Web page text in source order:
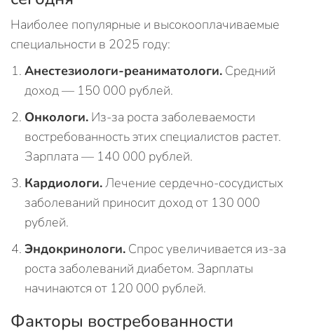
Наиболее популярные и высокооплачиваемые
специальности в 2025 году:
Анестезиологи-реаниматологи. Средний
доход — 150 000 рублей.
Онкологи. Из-за роста заболеваемости
востребованность этих специалистов растет.
Зарплата — 140 000 рублей.
Кардиологи.Лечение сердечно-сосудистых
заболеваний приносит доход от 130 000
рублей.
Эндокринологи. Спрос увеличивается из-за
роста заболеваний диабетом. Зарплаты
начинаются от 120 000 рублей.
Факторы востребованности